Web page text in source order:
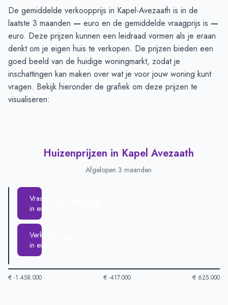
De gemiddelde verkoopprijs in Kapel-Avezaath is in de
laatste 3 maanden — euro en de gemiddelde vraagprijs is —
euro. Deze prijzen kunnen een leidraad vormen als je eraan
denkt om je eigen huis te verkopen. De prijzen bieden een
goed beeld van de huidige woningmarkt, zodat je
inschattingen kan maken over wat je voor jouw woning kunt
vragen. Bekijk hieronder de grafiek om deze prijzen te
visualiseren:
Huizenprijzen in Kapel Avezaath
Afgelopen 3 maanden
Vraagprijs
in euro's
Verkoopprijs
in euro's
€ -1.458.000 € -417.000 € 625.000